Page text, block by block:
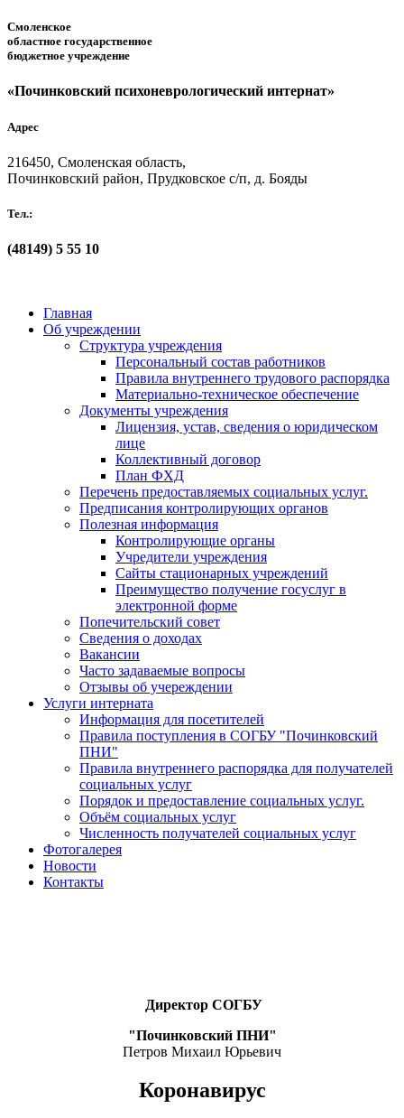
Смоленское
областное государственное
бюджетное учреждение
«Починковский психоневрологический интернат»
Адрес
216450, Смоленская область,
Починковский район, Прудковское с/п, д. Бояды
Тел.:
(48149) 5 55 10
Главная
Об учреждении
Структура учреждения
Персональный состав работников
Правила внутреннего трудового распорядка
Материально-техническое обеспечение
Документы учреждения
Лицензия, устав, сведения о юридическом
лице
Коллективный договор
План ФХД
Перечень предоставляемых социальных услуг.
Предписания контролирующих органов
Полезная информация
Контролирующие органы
Учредители учреждения
Сайты стационарных учреждений
Преимущество получение госуслуг в
электронной форме
Попечительский совет
Сведения о доходах
Вакансии
Часто задаваемые вопросы
Отзывы об учереждении
Услуги интерната
Информация для посетителей
Правила поступления в СОГБУ "Починковский
ПНИ"
Правила внутреннего распорядка для получателей
социальных услуг
Порядок и предоставление социальных услуг.
Объём социальных услуг
Численность получателей социальных услуг
Фотогалерея
Новости
Контакты
Директор СОГБУ
"Починковский ПНИ"
Петров Михаил Юрьевич
Коронавирус